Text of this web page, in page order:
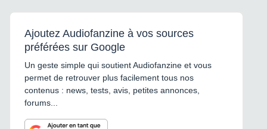
Ajoutez Audiofanzine à vos sources
préférées sur Google
Un geste simple qui soutient Audiofanzine et vous
permet de retrouver plus facilement tous nos
contenus : news, tests, avis, petites annonces,
forums...